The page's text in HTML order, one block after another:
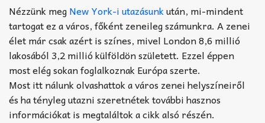
Nézzünk megNew York-i utazásunkután, mi-mindent
tartogat ez a város, főként zeneileg számunkra. A zenei
élet már csak azért is színes, mivel London 8,6 millió
lakosából 3,2 millió külföldön született. Ezzel éppen
most elég sokan foglalkoznak Európa szerte.
Most itt nálunk olvashattok a város zenei helyszíneiről
és ha tényleg utazni szeretnétek további hasznos
információkat is megtaláltok a cikk alsó részén.